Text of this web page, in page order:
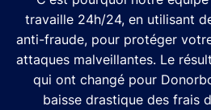
travaille 24h/24, en utilisant
anti-fraude, pour protéger
attaques malveillantes. Le
qui ont changé pour
baisse drastique des frais